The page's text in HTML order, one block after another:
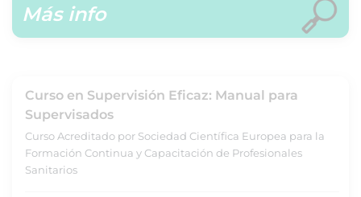
Más info
Curso en Supervisión Eficaz: Manual para
Supervisados
Curso Acreditado por Sociedad Científica Europea para la
Formación Continua y Capacitación de Profesionales
Sanitarios